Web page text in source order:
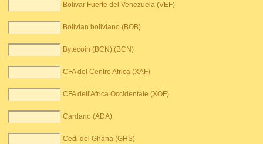
Bolivar Fuerte del Venezuela (VEF)
Bolivian boliviano (BOB)
Bytecoin (BCN) (BCN)
CFA del Centro Africa (XAF)
CFA dell'Africa Occidentale (XOF)
Cardano (ADA)
Cedi del Ghana (GHS)